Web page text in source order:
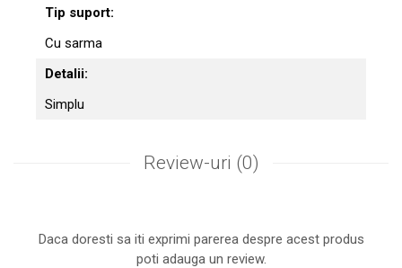
Tip suport:
Cu sarma
Detalii:
Simplu
Review-uri (0)
Daca doresti sa iti exprimi parerea despre acest produs
poti adauga un review.